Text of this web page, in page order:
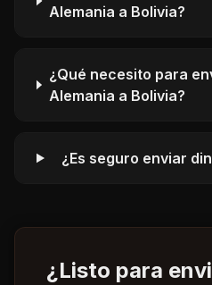
Alemania a Bolivia?
¿Qué necesito para
Alemania a Bolivia?
¿Es seguro enviar
¿Listo para